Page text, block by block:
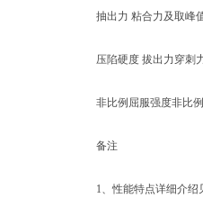
抽出力 粘合力及取峰
压陷硬度 拔出力穿刺
非比例屈服强度非比例
备注
1、性能特点详细介绍